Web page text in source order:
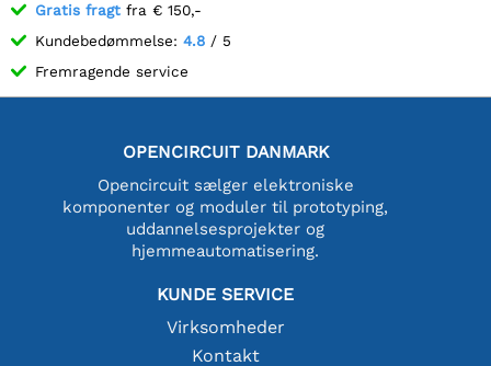
Gratis fragt fra € 150,-
Kundebedømmelse: 4.8 / 5
Fremragende service
OPENCIRCUIT DANMARK
Opencircuit sælger elektroniske
komponenter og moduler til prototyping,
uddannelsesprojekter og
hjemmeautomatisering.
KUNDE SERVICE
Virksomheder
Kontakt